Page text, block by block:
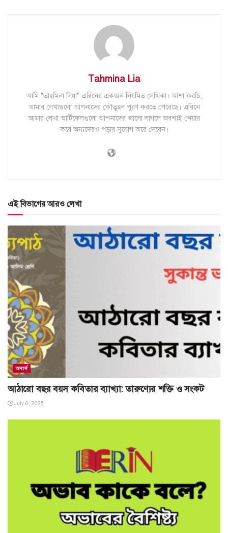
Tahmina Lia
আমি "তাহমিনা লিয়া" এরিনের একজন নিয়মিত লেখিকা। আশা করছি,
আমার লেখাগুলো আপনাদের কৌতুহল পূরণ করতে পেরেছে। এরিনে
আমার লেখা আর্টিকেলগুলো আপনাদের ভালো লাগলে অবশ্যই শেয়ার
করে অন্যদেরও পড়ার সুযোগ করে দেবেন।
এই বিভাগের আরও লেখা
অনার্স
আঠারো বছর বয়স কবিতার ব্যাখ্যা: তারুণ্যের শক্তি ও সংকট
July 6, 2025